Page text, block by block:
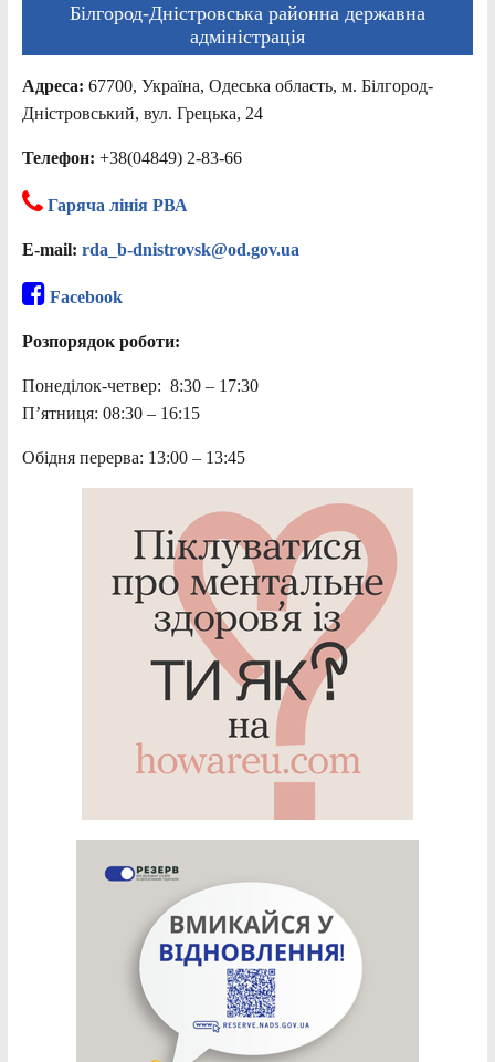
Білгород-Дністровська районна державна
адміністрація
Адреса: 67700, Україна, Одеська область, м. Білгород-
Дністровський, вул. Грецька, 24
Телефон: +38(04849) 2-83-66
Гаряча лінія РВА
E-mail: rda_b-dnistrovsk@od.gov.ua
Facebook
Розпорядок роботи:
Понеділок-четвер: 8:30 – 17:30
П’ятниця: 08:30 – 16:15
Обідня перерва: 13:00 – 13:45